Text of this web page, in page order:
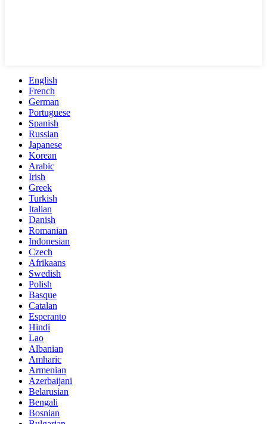
English
French
German
Portuguese
Spanish
Russian
Japanese
Korean
Arabic
Irish
Greek
Turkish
Italian
Danish
Romanian
Indonesian
Czech
Afrikaans
Swedish
Polish
Basque
Catalan
Esperanto
Hindi
Lao
Albanian
Amharic
Armenian
Azerbaijani
Belarusian
Bengali
Bosnian